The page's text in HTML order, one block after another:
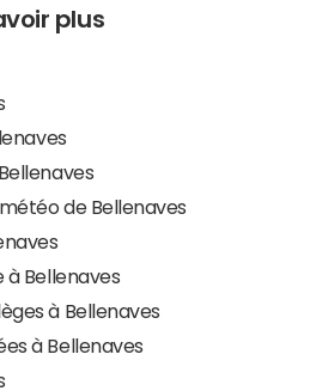
plus
de Bellenaves
à Bellenaves
à Bellenaves
à Bellenaves